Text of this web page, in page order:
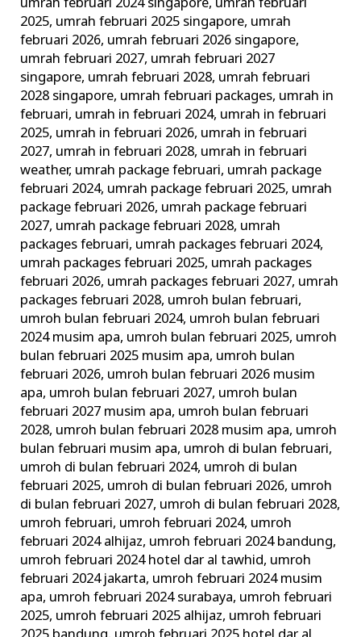
umrah februari 2024 singapore, umrah februari
2025, umrah februari 2025 singapore, umrah
februari 2026, umrah februari 2026 singapore,
umrah februari 2027, umrah februari 2027
singapore, umrah februari 2028, umrah februari
2028 singapore, umrah februari packages, umrah in
februari, umrah in februari 2024, umrah in februari
2025, umrah in februari 2026, umrah in februari
2027, umrah in februari 2028, umrah in februari
weather, umrah package februari, umrah package
februari 2024, umrah package februari 2025, umrah
package februari 2026, umrah package februari
2027, umrah package februari 2028, umrah
packages februari, umrah packages februari 2024,
umrah packages februari 2025, umrah packages
februari 2026, umrah packages februari 2027, umrah
packages februari 2028, umroh bulan februari,
umroh bulan februari 2024, umroh bulan februari
2024 musim apa, umroh bulan februari 2025, umroh
bulan februari 2025 musim apa, umroh bulan
februari 2026, umroh bulan februari 2026 musim
apa, umroh bulan februari 2027, umroh bulan
februari 2027 musim apa, umroh bulan februari
2028, umroh bulan februari 2028 musim apa, umroh
bulan februari musim apa, umroh di bulan februari,
umroh di bulan februari 2024, umroh di bulan
februari 2025, umroh di bulan februari 2026, umroh
di bulan februari 2027, umroh di bulan februari 2028,
umroh februari, umroh februari 2024, umroh
februari 2024 alhijaz, umroh februari 2024 bandung,
umroh februari 2024 hotel dar al tawhid, umroh
februari 2024 jakarta, umroh februari 2024 musim
apa, umroh februari 2024 surabaya, umroh februari
2025, umroh februari 2025 alhijaz, umroh februari